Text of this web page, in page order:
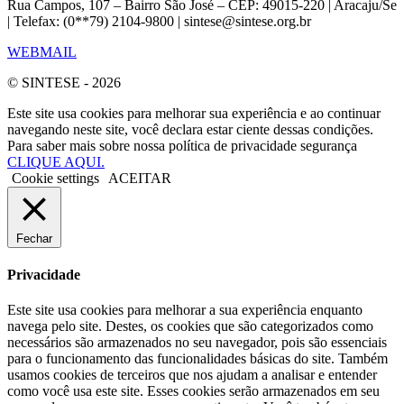
Rua Campos, 107 – Bairro São José – CEP: 49015-220 | Aracaju/Se
| Telefax: (0**79) 2104-9800 | sintese@sintese.org.br
WEBMAIL
© SINTESE - 2026
Este site usa cookies para melhorar sua experiência e ao continuar
navegando neste site, você declara estar ciente dessas condições.
Para saber mais sobre nossa política de privacidade segurança
CLIQUE AQUI.
Cookie settings
ACEITAR
Fechar
Privacidade
Este site usa cookies para melhorar a sua experiência enquanto
navega pelo site. Destes, os cookies que são categorizados como
necessários são armazenados no seu navegador, pois são essenciais
para o funcionamento das funcionalidades básicas do site. Também
usamos cookies de terceiros que nos ajudam a analisar e entender
como você usa este site. Esses cookies serão armazenados em seu